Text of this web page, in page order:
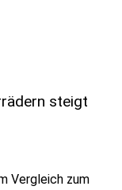
steigt
Vergleich zum